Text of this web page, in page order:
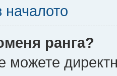
началото
ранга?
можете